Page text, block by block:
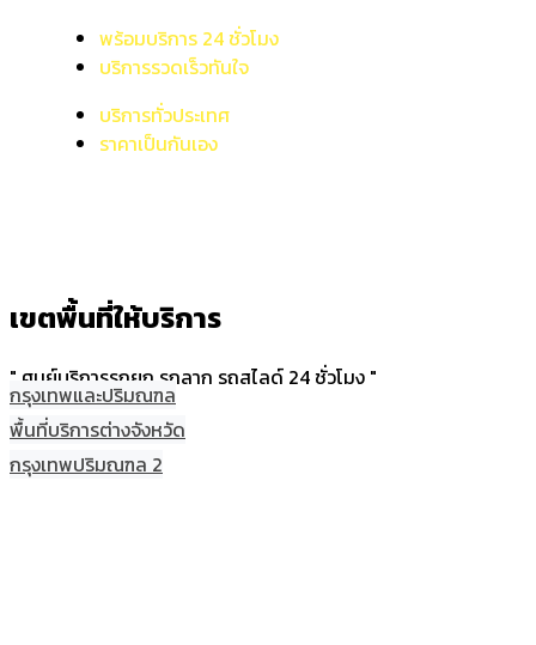
พร้อมบริการ 24 ชั่วโมง
บริการรวดเร็วทันใจ
บริการทั่วประเทศ
ราคาเป็นกันเอง
เขตพื้นที่ให้บริการ
" ศูนย์บริการรถยก รถลาก รถสไลด์ 24 ชั่วโมง "
กรุงเทพและปริมณฑล
พื้นที่บริการต่างจังหวัด
กรุงเทพปริมณฑล 2